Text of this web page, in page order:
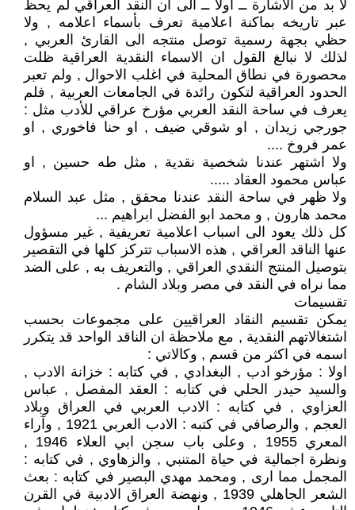
لا بد من الاشارة ــ اولا ــ الى ان النقد العراقي لم يحظ
عبر تاريخه بماكنة اعلامية تعرف بأسماء اعلامه , ولا
حظي بجهة رسمية توصل منتجه الى القارئ العربي ,
لذلك لا نبالغ القول ان الاسماء النقدية العراقية ظلت
محصورة في نطاق المحلية في اغلب الاحوال , ولم تعبر
الحدود العراقية لتكون رائدة في الجامعات العربية , فلم
يعرف في ساحة النقد العربي مؤرخ عراقي للأدب مثل :
جورجي زيدان , او شوقي ضيف , او حنا فاخوري , او
عمر فروخ ....
ولا اشتهر عندنا شخصية نقدية , مثل طه حسين , او
عباس محمود العقاد .....
ولا ظهر في ساحة النقد عندنا محقق , مثل عبد السلام
محمد هارون , و محمد ابو الفضل ابراهيم ...
كل ذلك يعود الى اسباب اعلامية تعريفية , غير مسؤول
عنها الناقد العراقي , هذه الاسباب تتركز كلها في التقصير
بتوصيل المنتج النقدي العراقي , والتعريف به , على الضد
مما نراه في النقد في مصر وبلاد الشام .
تقسيمات
يمكن تقسيم النقاد العراقيين على مجموعات بحسب
اشتغالاتهم النقدية , مع ملاحظة ان الناقد الواحد قد يتكرر
اسمه في اكثر من قسم , وكالاتي :
اولا : مؤرخو ادب , البغدادي , في كتابه : خزانة الادب ,
والسيد حيدر الحلي في كتابه : العقد المفصل , عباس
العزاوي , في كتابه : الادب العربي في العراق وبلاد
العجم , والرصافي في كتبه : الادب العربي 1921 , وآراء
المعري 1955 , وعلى باب سجن ابي العلاء 1946 ,
ونظرة اجمالية في حياة المتنبي , والزهاوي , في كتابه :
المجمل مما ارى , ومحمد مهدي البصير في كتابه : بعث
الشعر الجاهلي 1939 , ونهضة العراق الادبية في القرن